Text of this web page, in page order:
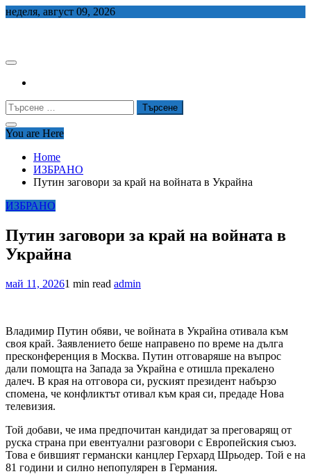
Skip
неделя, август 09, 2026
Търсене
за:
You are Here
Home
ИЗБРАНО
Путин заговори за край на войната в Украйна
ИЗБРАНО
Путин заговори за край на войната в
Украйна
май 11, 20261 min read admin
Владимир Путин обяви, че войната в Украйна отивала към
своя край. Заявлението беше направено по време на дълга
пресконференция в Москва. Путин отговаряше на въпрос
дали помощта на Запада за Украйна е отишла прекалено
далеч. В края на отговора си, руският президент набързо
спомена, че конфликтът отивал към края си, предаде Нова
телевизия.
Той добави, че има предпочитан кандидат за преговарящ от
руска страна при евентуални разговори с Европейския съюз.
Това е бившият германски канцлер Герхард Шрьодер. Той е на
81 години и силно непопулярен в Германия.